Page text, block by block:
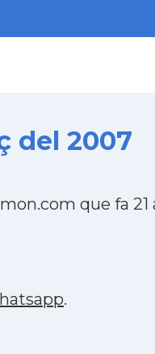
del 2007
que fa 21
.